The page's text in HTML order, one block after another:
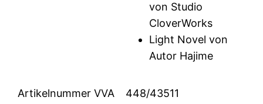
von Studio
CloverWorks
Light Novel von
Autor Hajime
Artikelnummer VVA 448/43511